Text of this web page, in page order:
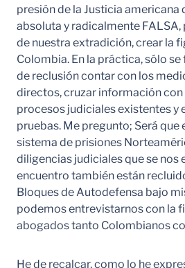
presión de la Justicia
absoluta y radicalmente FALSA,
de nuestra extradición, crear la
Colombia. En la práctica, sólo
de reclusión contar con los
directos, cruzar información
procesos judiciales existentes y
pruebas. Me pregunto; Será
sistema de prisiones
diligencias judiciales que se nos
encuentro también están
Bloques de Autodefensa bajo
podemos entrevistarnos con la
abogados tanto Colombianos
He de recalcar, como lo he